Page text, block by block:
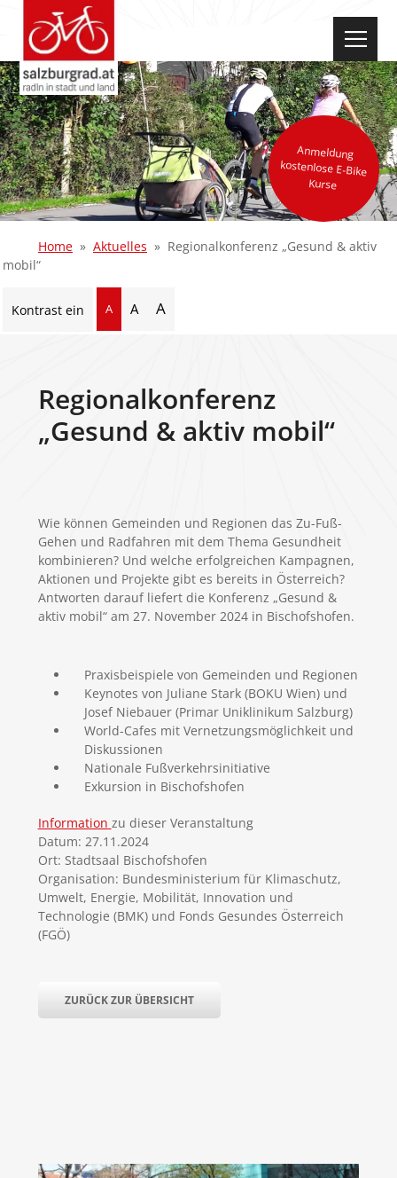
Anmeldung
kostenlose E-Bike
Kurse
Home Aktuelles
Regionalkonferenz „Gesund & aktiv
mobil“
Kontrast ein A A A
Regionalkonferenz
„Gesund & aktiv mobil“
Wie können Gemeinden und Regionen das Zu-Fuß-
Gehen und Radfahren mit dem Thema Gesundheit
kombinieren? Und welche erfolgreichen Kampagnen,
Aktionen und Projekte gibt es bereits in Österreich?
Antworten darauf liefert die Konferenz „Gesund &
aktiv mobil“ am 27. November 2024 in Bischofshofen.
Praxisbeispiele von Gemeinden und Regionen
Keynotes von Juliane Stark (BOKU Wien) und
Josef Niebauer (Primar Uniklinikum Salzburg)
World-Cafes mit Vernetzungsmöglichkeit und
Diskussionen
Nationale Fußverkehrsinitiative
Exkursion in Bischofshofen
Information zu dieser Veranstaltung
Datum: 27.11.2024
Ort: Stadtsaal Bischofshofen
Organisation: Bundesministerium für Klimaschutz,
Umwelt, Energie, Mobilität, Innovation und
Technologie (BMK) und Fonds Gesundes Österreich
(FGÖ)
ZURÜCK ZUR ÜBERSICHT